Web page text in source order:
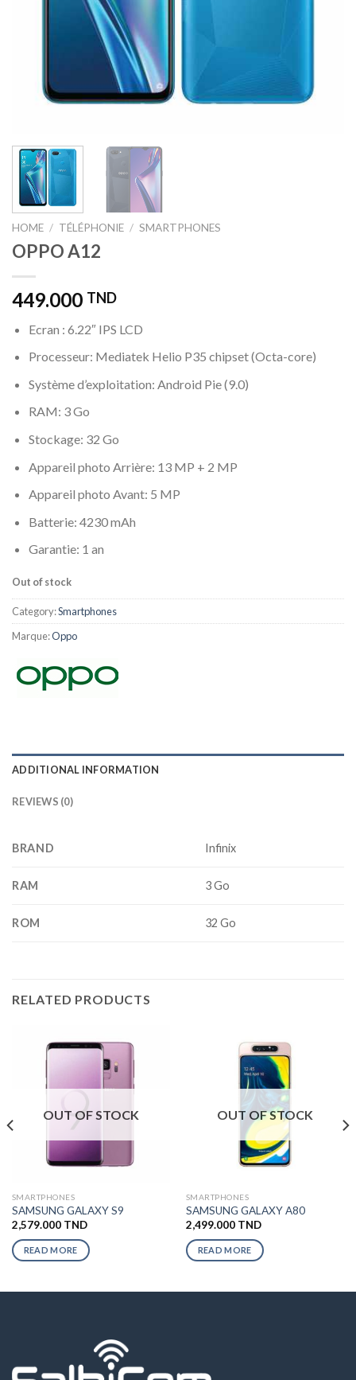
HOME / TÉLÉPHONIE / SMARTPHONES
OPPO A12
449.000 TND
Ecran : 6.22″ IPS LCD
Processeur: Mediatek Helio P35 chipset (Octa-core)
Système d’exploitation: Android Pie (9.0)
RAM: 3 Go
Stockage: 32 Go
Appareil photo Arrière: 13 MP + 2 MP
Appareil photo Avant: 5 MP
Batterie: 4230 mAh
Garantie: 1 an
Out of stock
Category:Smartphones
Marque:Oppo
ADDITIONAL INFORMATION
REVIEWS (0)
BRAND Infinix
RAM 3 Go
ROM 32 Go
RELATED PRODUCTS
OUT OF STOCK
SMARTPHONES
SAMSUNG GALAXY S9
2,579.000 TND
READ MORE
OUT OF STOCK
SMARTPHONES
SAMSUNG GALAXY A80
2,499.000 TND
READ MORE